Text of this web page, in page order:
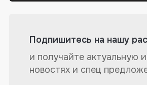
Подпишитесь на нашу
и получайте актуальную
новостях и спец